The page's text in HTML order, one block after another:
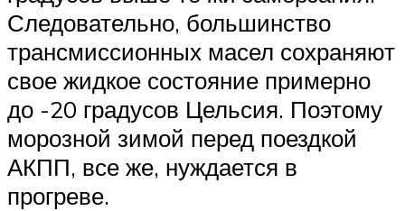
Следовательно, большинство
трансмиссионных масел сохраняют
свое жидкое состояние примерно
до -20 градусов Цельсия. Поэтому
морозной зимой перед поездкой
АКПП, все же, нуждается в
прогреве.